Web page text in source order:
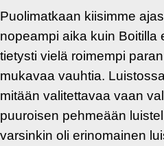
Puolimatkaan kiisimme
nopeampi aika kuin Boitilla
tietysti vielä roimempi
mukavaa vauhtia.
mitään valitettavaa vaan
puuroisen pehmeään
varsinkin oli erinomainen